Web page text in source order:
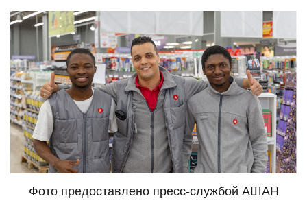
Фото предоставлено пресс-службой АШАН